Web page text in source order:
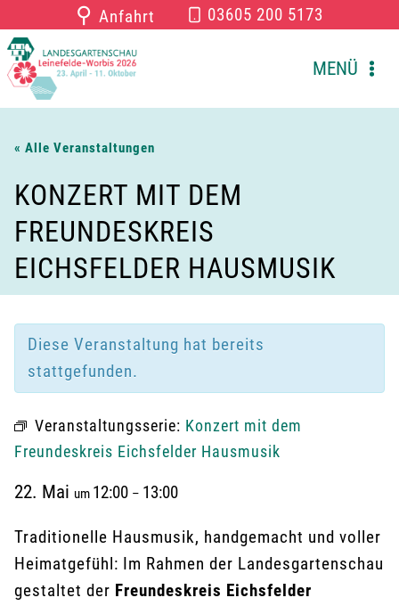
Inhalt
springen
⚲ Anfahrt 03605 200 5173
MENÜ
« Alle Veranstaltungen
KONZERT MIT DEM
FREUNDESKREIS
EICHSFELDER HAUSMUSIK
Diese Veranstaltung hat bereits
stattgefunden.
Veranstaltungsserie: Konzert mit dem
Freundeskreis Eichsfelder Hausmusik
22. Mai um 12:00 – 13:00
Traditionelle Hausmusik, handgemacht und voller
Heimatgefühl: Im Rahmen der Landesgartenschau
gestaltet der Freundeskreis Eichsfelder